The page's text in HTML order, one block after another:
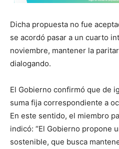
Dicha propuesta no fue
se acordó pasar a un cuarto
noviembre, mantener la
dialogando.
El Gobierno confirmó que de
suma fija correspondiente a
En este sentido, el miembro
indicó: “El Gobierno propone
sostenible, que busca